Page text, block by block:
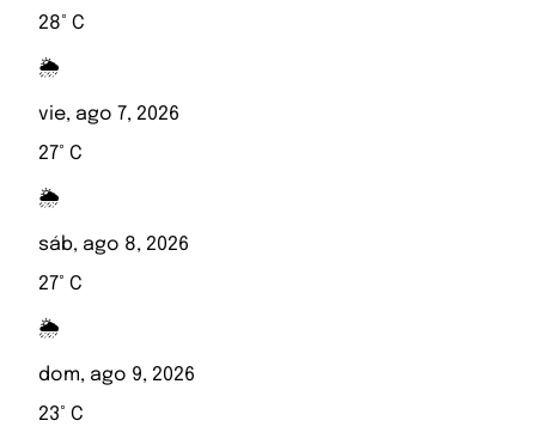
28° C
🌦️
vie, ago 7, 2026
27° C
🌦️
sáb, ago 8, 2026
27° C
🌦️
dom, ago 9, 2026
23° C